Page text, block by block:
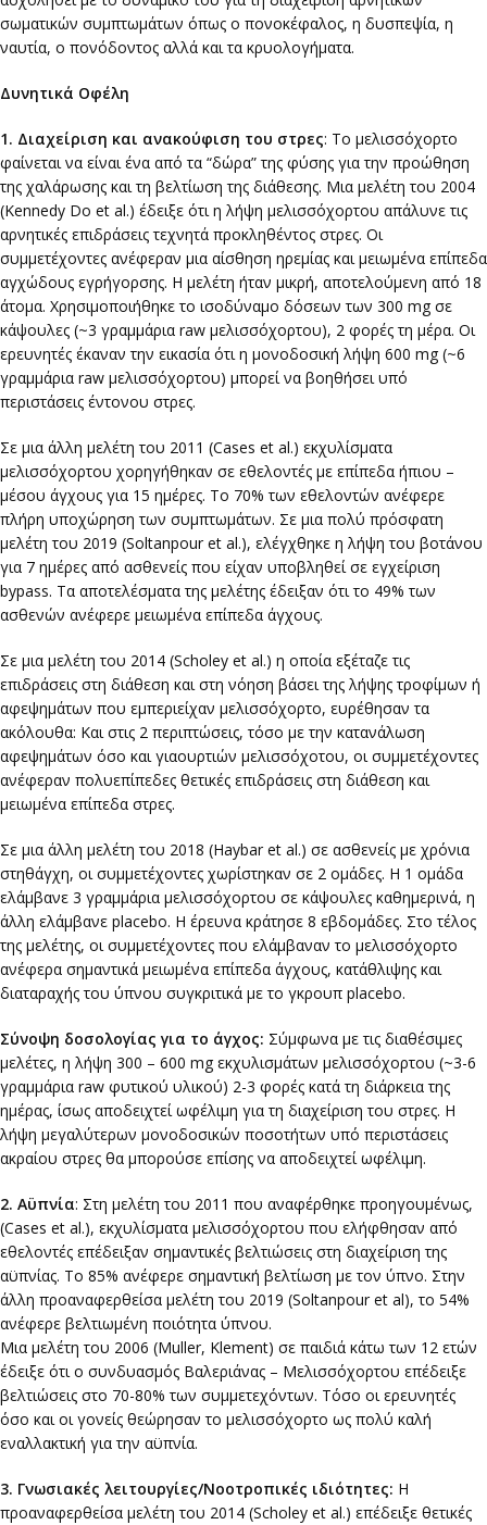
σωματικών συμπτωμάτων όπως ο πονοκέφαλος, η δυσπεψία, η
ναυτία, ο πονόδοντος αλλά και τα κρυολογήματα.
Δυνητικά Οφέλη
1. Διαχείριση και ανακούφιση του στρες: To μελισσόχορτο
φαίνεται να είναι ένα από τα “δώρα” της φύσης για την προώθηση
της χαλάρωσης και τη βελτίωση της διάθεσης. Μια μελέτη του 2004
(Kennedy Do et al.) έδειξε ότι η λήψη μελισσόχορτου απάλυνε τις
αρνητικές επιδράσεις τεχνητά προκληθέντος στρες. Οι
συμμετέχοντες ανέφεραν μια αίσθηση ηρεμίας και μειωμένα επίπεδα
αγχώδους εγρήγορσης. Η μελέτη ήταν μικρή, αποτελούμενη από 18
άτομα. Χρησιμοποιήθηκε το ισοδύναμο δόσεων των 300 mg σε
κάψουλες (~3 γραμμάρια raw μελισσόχορτου), 2 φορές τη μέρα. Οι
ερευνητές έκαναν την εικασία ότι η μονοδοσική λήψη 600 mg (~6
γραμμάρια raw μελισσόχορτου) μπορεί να βοηθήσει υπό
περιστάσεις έντονου στρες.
Σε μια άλλη μελέτη του 2011 (Cases et al.) εκχυλίσματα
μελισσόχορτου χορηγήθηκαν σε εθελοντές με επίπεδα ήπιου –
μέσου άγχους για 15 ημέρες. Το 70% των εθελοντών ανέφερε
πλήρη υποχώρηση των συμπτωμάτων. Σε μια πολύ πρόσφατη
μελέτη του 2019 (Soltanpour et al.), ελέγχθηκε η λήψη του βοτάνου
για 7 ημέρες από ασθενείς που είχαν υποβληθεί σε εγχείριση
bypass. Τα αποτελέσματα της μελέτης έδειξαν ότι το 49% των
ασθενών ανέφερε μειωμένα επίπεδα άγχους.
Σε μια μελέτη του 2014 (Scholey et al.) η οποία εξέταζε τις
επιδράσεις στη διάθεση και στη νόηση βάσει της λήψης τροφίμων ή
αφεψημάτων που εμπεριείχαν μελισσόχορτο, ευρέθησαν τα
ακόλουθα: Και στις 2 περιπτώσεις, τόσο με την κατανάλωση
αφεψημάτων όσο και γιαουρτιών μελισσόχοτου, οι συμμετέχοντες
ανέφεραν πολυεπίπεδες θετικές επιδράσεις στη διάθεση και
μειωμένα επίπεδα στρες.
Σε μια άλλη μελέτη του 2018 (Haybar et al.) σε ασθενείς με χρόνια
στηθάγχη, οι συμμετέχοντες χωρίστηκαν σε 2 ομάδες. Η 1 ομάδα
ελάμβανε 3 γραμμάρια μελισσόχορτου σε κάψουλες καθημερινά, η
άλλη ελάμβανε placebo. H έρευνα κράτησε 8 εβδομάδες. Στο τέλος
της μελέτης, οι συμμετέχοντες που ελάμβαναν το μελισσόχορτο
ανέφερα σημαντικά μειωμένα επίπεδα άγχους, κατάθλιψης και
διαταραχής του ύπνου συγκριτικά με το γκρουπ placebo.
Σύνοψη δοσολογίας για το άγχος: Σύμφωνα με τις διαθέσιμες
μελέτες, η λήψη 300 – 600 mg εκχυλισμάτων μελισσόχορτου (~3-6
γραμμάρια raw φυτικού υλικού) 2-3 φορές κατά τη διάρκεια της
ημέρας, ίσως αποδειχτεί ωφέλιμη για τη διαχείριση του στρες. Η
λήψη μεγαλύτερων μονοδοσικών ποσοτήτων υπό περιστάσεις
ακραίου στρες θα μπορούσε επίσης να αποδειχτεί ωφέλιμη.
2. Αϋπνία: Στη μελέτη του 2011 που αναφέρθηκε προηγουμένως,
(Cases et al.), εκχυλίσματα μελισσόχορτου που ελήφθησαν από
εθελοντές επέδειξαν σημαντικές βελτιώσεις στη διαχείριση της
αϋπνίας. Το 85% ανέφερε σημαντική βελτίωση με τον ύπνο. Στην
άλλη προαναφερθείσα μελέτη του 2019 (Soltanpour et al), το 54%
ανέφερε βελτιωμένη ποιότητα ύπνου.
Μια μελέτη του 2006 (Muller, Klement) σε παιδιά κάτω των 12 ετών
έδειξε ότι ο συνδυασμός Βαλεριάνας – Μελισσόχορτου επέδειξε
βελτιώσεις στο 70-80% των συμμετεχόντων. Τόσο οι ερευνητές
όσο και οι γονείς θεώρησαν το μελισσόχορτο ως πολύ καλή
εναλλακτική για την αϋπνία.
3. Γνωσιακές λειτουργίες/Νοοτροπικές ιδιότητες: Η
προαναφερθείσα μελέτη του 2014 (Scholey et al.) επέδειξε θετικές